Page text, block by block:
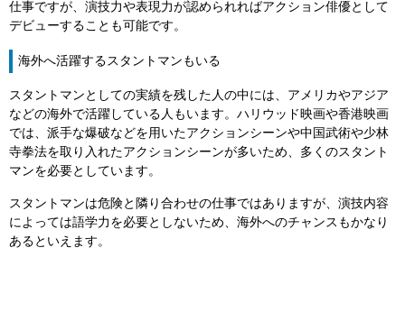
仕事ですが、演技力や表現力が認められればアクション俳優として
デビューすることも可能です。
海外へ活躍するスタントマンもいる
スタントマンとしての実績を残した人の中には、アメリカやアジア
などの海外で活躍している人もいます。ハリウッド映画や香港映画
では、派手な爆破などを用いたアクションシーンや中国武術や少林
寺拳法を取り入れたアクションシーンが多いため、多くのスタント
マンを必要としています。
スタントマンは危険と隣り合わせの仕事ではありますが、演技内容
によっては語学力を必要としないため、海外へのチャンスもかなり
あるといえます。